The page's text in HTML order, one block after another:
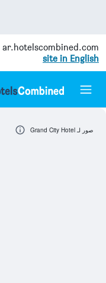
ar.hotelscombined.com
site in English
صور لـ Grand City Hotel